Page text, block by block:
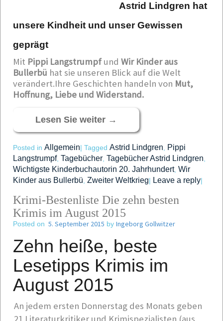
Astrid Lindgren hat
unsere Kindheit und unser Gewissen
geprägt
Mit Pippi Langstrumpfund Wir Kinder aus
Bullerbü hat sie unseren Blick auf die Welt
verändert.Ihre Geschichten handeln von Mut,
Hoffnung, Liebe und Widerstand.
Lesen Sie weiter →
Posted in Allgemein| Tagged Astrid Lindgren
Pippi
Langstrumpf, Tagebücher Tagebücher Astrid Lindgren
Wichtigste Kinderbuchautorin 20. Jahrhundert, Wir
Kinder aus Bullerbü Zweiter Weltkrieg| Leave a reply|
Krimi-Bestenliste Die zehn besten
Krimis im August 2015
Posted on 5. September 2015 by Ingeborg Gollwitzer
Zehn heiße, beste
Lesetipps Krimis im
August 2015
An jedem ersten Donnerstag des Monats geben